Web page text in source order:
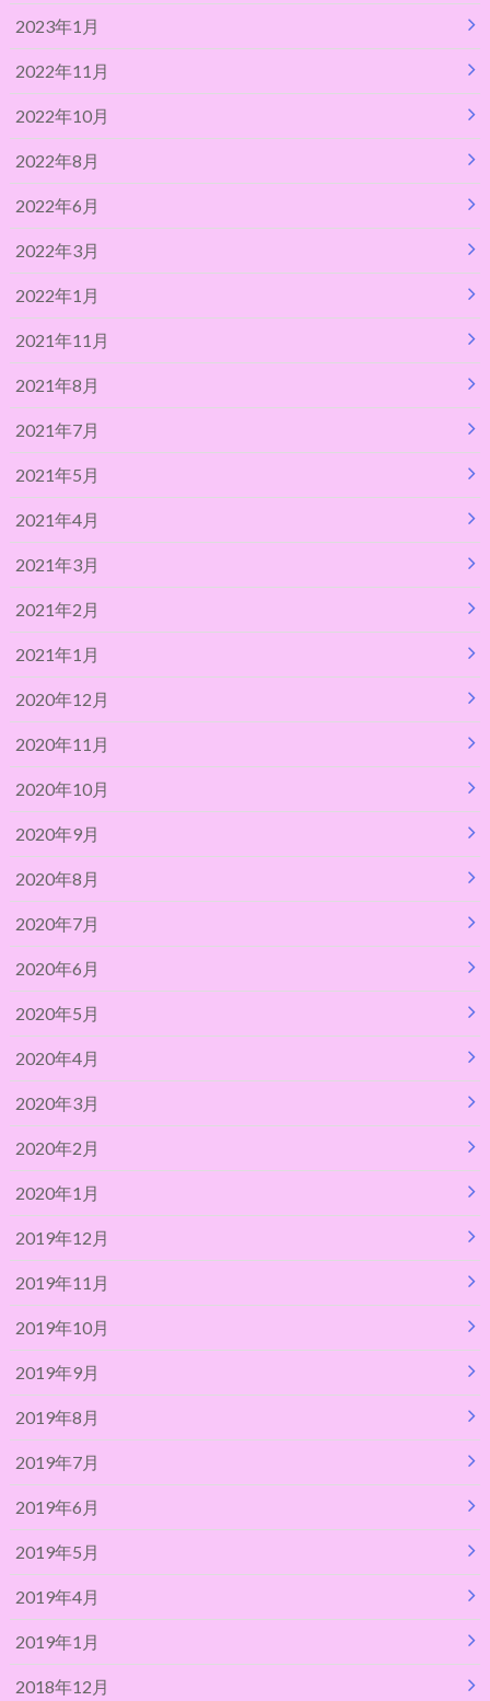
2023年1月
2022年11月
2022年10月
2022年8月
2022年6月
2022年3月
2022年1月
2021年11月
2021年8月
2021年7月
2021年5月
2021年4月
2021年3月
2021年2月
2021年1月
2020年12月
2020年11月
2020年10月
2020年9月
2020年8月
2020年7月
2020年6月
2020年5月
2020年4月
2020年3月
2020年2月
2020年1月
2019年12月
2019年11月
2019年10月
2019年9月
2019年8月
2019年7月
2019年6月
2019年5月
2019年4月
2019年1月
2018年12月